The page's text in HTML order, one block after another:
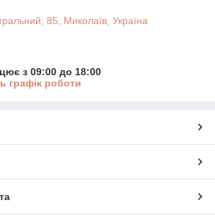
85, Миколаїв, Україна
з 09:00 до 18:00
графік роботи